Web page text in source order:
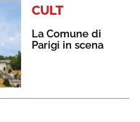
CULT
La Comune di
Parigi in scena